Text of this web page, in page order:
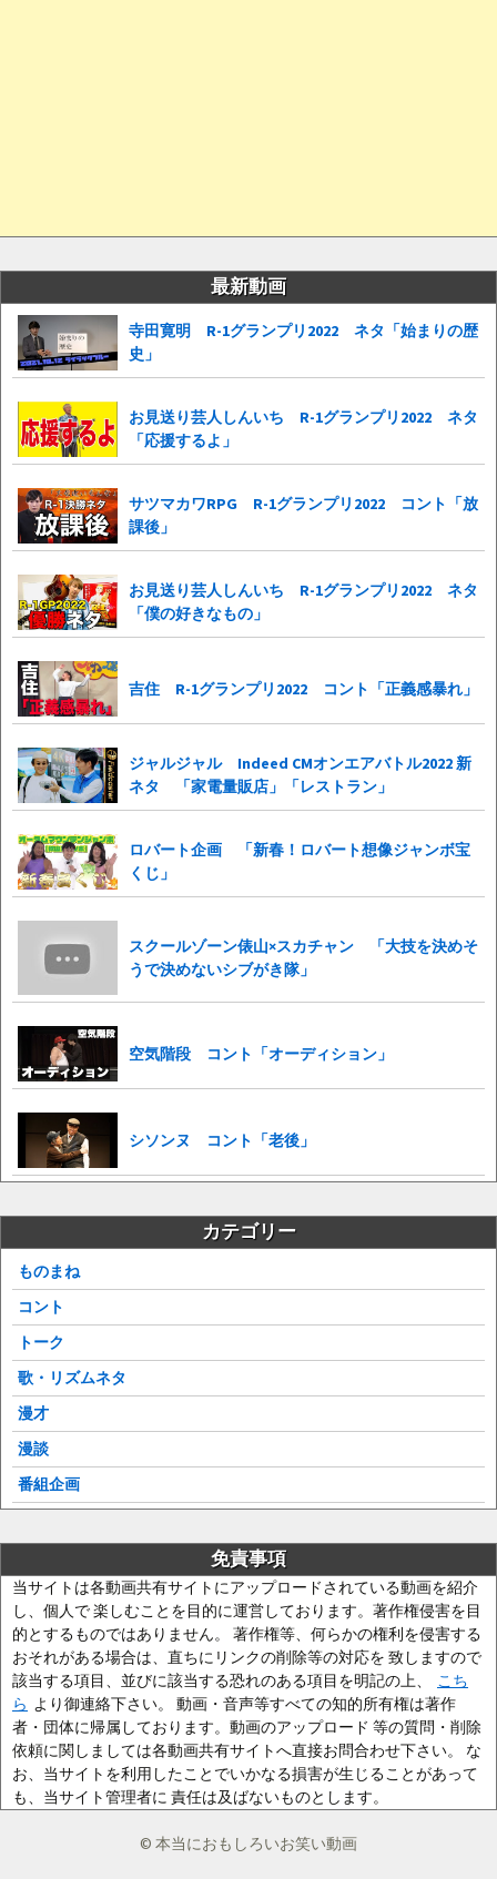
最新動画
寺田寛明 R-1グランプリ2022 ネタ「始まりの歴
史」
お見送り芸人しんいち R-1グランプリ2022 ネタ
「応援するよ」
サツマカワRPG R-1グランプリ2022 コント「放
課後」
お見送り芸人しんいち R-1グランプリ2022 ネタ
「僕の好きなもの」
吉住 R-1グランプリ2022 コント「正義感暴れ」
ジャルジャル Indeed CMオンエアバトル2022 新
ネタ 「家電量販店」「レストラン」
ロバート企画 「新春！ロバート想像ジャンボ宝
くじ」
スクールゾーン俵山×スカチャン 「大技を決めそ
うで決めないシブがき隊」
空気階段 コント「オーディション」
シソンヌ コント「老後」
カテゴリー
ものまね
コント
トーク
歌・リズムネタ
漫才
漫談
番組企画
免責事項
当サイトは各動画共有サイトにアップロードされている動画を紹介
し、個人で 楽しむことを目的に運営しております。著作権侵害を目
的とするものではありません。 著作権等、何らかの権利を侵害する
おそれがある場合は、直ちにリンクの削除等の対応を 致しますので
該当する項目、並びに該当する恐れのある項目を明記の上、
こち
ら より御連絡下さい。 動画・音声等すべての知的所有権は著作
者・団体に帰属しております。動画のアップロード 等の質問・削除
依頼に関しましては各動画共有サイトへ直接お問合わせ下さい。 な
お、当サイトを利用したことでいかなる損害が生じることがあって
も、当サイト管理者に 責任は及ばないものとします。
© 本当におもしろいお笑い動画